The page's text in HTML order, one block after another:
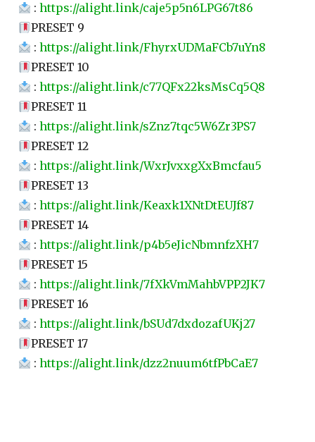
:https://alight.link/caje5p5n6LPG67t86
PRESET 9
:https://alight.link/FhyrxUDMaFCb7uYn8
PRESET 10
:https://alight.link/c77QFx22ksMsCq5Q8
PRESET 11
:https://alight.link/sZnz7tqc5W6Zr3PS7
PRESET 12
:https://alight.link/WxrJvxxgXxBmcfau5
PRESET 13
:https://alight.link/Keaxk1XNtDtEUJf87
PRESET 14
:https://alight.link/p4b5eJicNbmnfzXH7
PRESET 15
:https://alight.link/7fXkVmMahbVPP2JK7
PRESET 16
: https://alight.link/bSUd7dxdozafUKj27
PRESET 17
:https://alight.link/dzz2nuum6tfPbCaE7